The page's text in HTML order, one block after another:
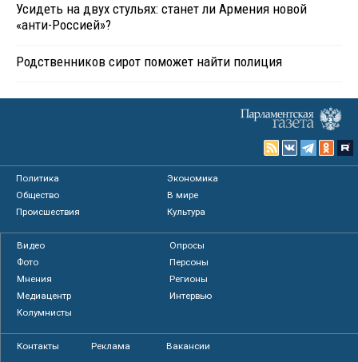
Усидеть на двух стульях: станет ли Армения новой
«анти-Россией»?
Родственников сирот поможет найти полиция
Политика
Экономика
Общество
В мире
Происшествия
Культура
Видео
Опросы
Фото
Персоны
Мнения
Регионы
Медиацентр
Интервью
Колумнисты
Контакты Реклама Вакансии